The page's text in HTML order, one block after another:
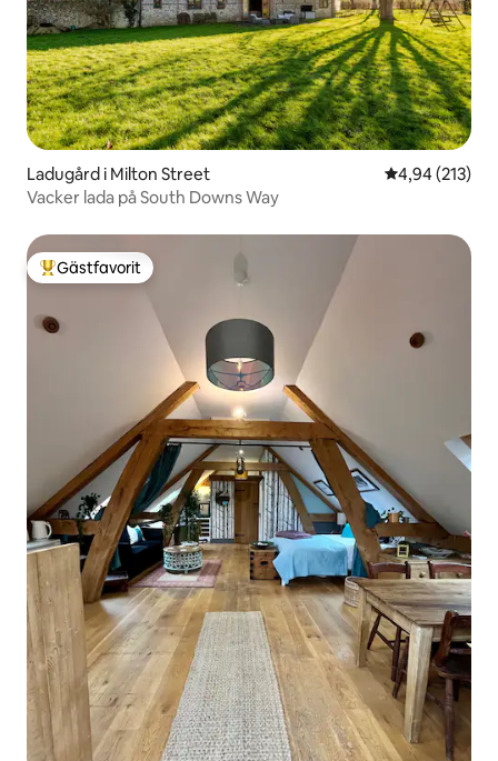
Ladugård i Milton Street 4,94 av 5 i
4,94 (213)
Vacker lada på South Downs Way
Populär gästfavorit
Gästfavorit